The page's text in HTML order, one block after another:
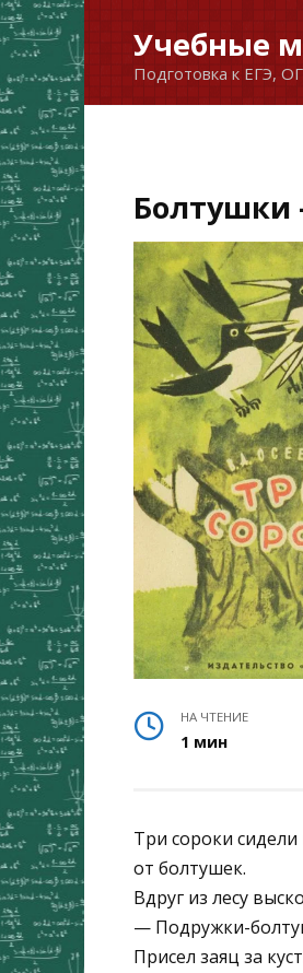
Перейти
к
содержанию
Учебные
Подготовка к ЕГЭ,
Болтушки
НА ЧТЕНИЕ
1 мин
Три сороки
от болтушек.
Вдруг из лесу
— Подружки-
Присел заяц за